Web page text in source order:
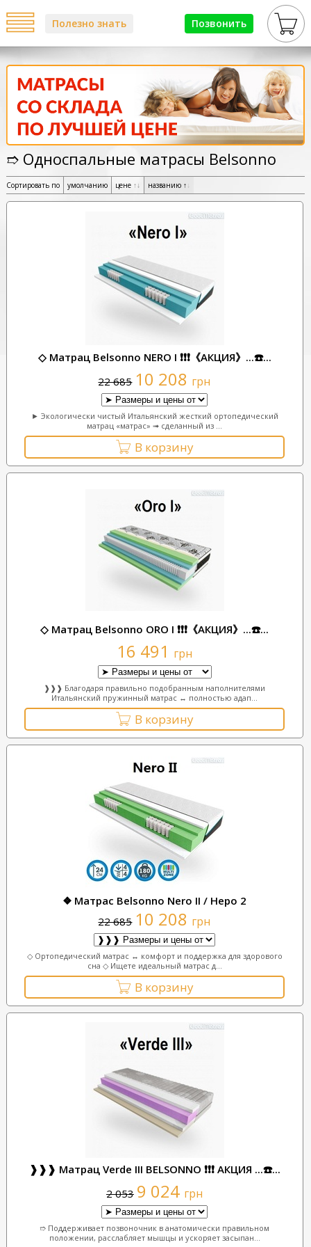
Позвонить
Полезно знать
➱ Односпальные матрасы Belsonno
Сортировать по умолчанию цене ↑↓ названию ↑ ↓
◇ Матрац Belsonno NERO I ❗❗❗《АКЦИЯ》...☎️...
22 685 10 208 грн
► Экологически чистый Итальянский жесткий ортопедический
матрац «матрас» ➟ сделанный из ...
В корзину
◇ Матрац Belsonno ORO I ❗❗❗《АКЦИЯ》...☎️...
16 491 грн
❱❱❱ Благодаря правильно подобранным наполнителями
Итальянский пружинный матрас ↔ полностью адап...
В корзину
❖ Матрас Belsonno Nero II / Неро 2
22 685 10 208 грн
◇ Ортопедический матрас ↔ комфорт и поддержка для здорового
сна ◇ Ищете идеальный матрас д...
В корзину
❱❱❱ Матрац Verde III BELSONNO ❗❗❗ АКЦИЯ ...☎️...
2 053 9 024 грн
➱ Поддерживает позвоночник в анатомически правильном
положении, расслабляет мышцы и ускоряет засыпан...